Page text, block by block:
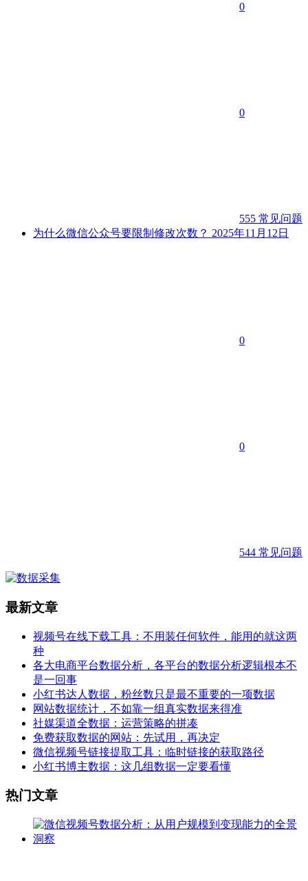
0
0
555 常见问题
为什么微信公众号要限制修改次数？ 2025年11月12日
0
0
544 常见问题
最新文章
视频号在线下载工具：不用装任何软件，能用的就这两
种
各大电商平台数据分析，各平台的数据分析逻辑根本不
是一回事
小红书达人数据，粉丝数只是最不重要的一项数据
网站数据统计，不如靠一组真实数据来得准
社媒渠道全数据：运营策略的拼凑
免费获取数据的网站：先试用，再决定
微信视频号链接提取工具：临时链接的获取路径
小红书博主数据：这几组数据一定要看懂
热门文章